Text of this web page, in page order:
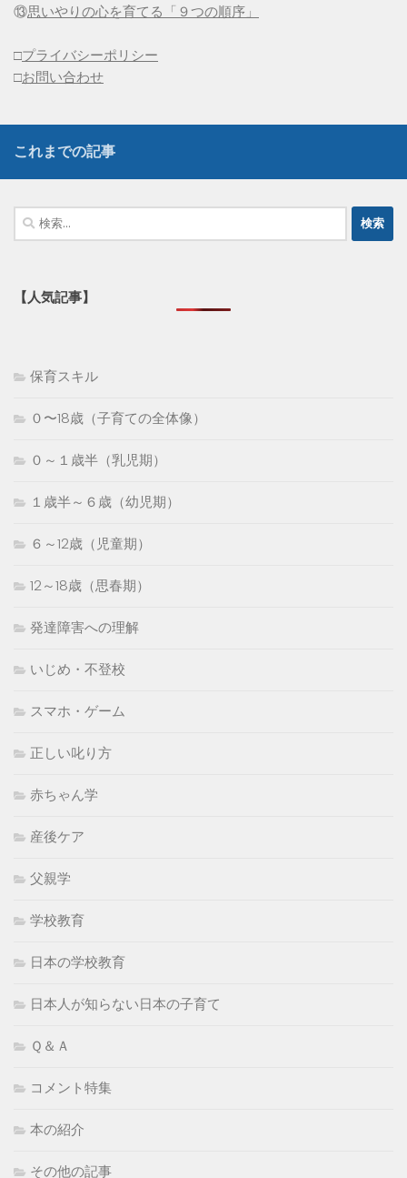
⑬思いやりの心を育てる「９つの順序」
□プライバシーポリシー
□お問い合わせ
これまでの記事
検
索:
【人気記事】
保育スキル
０〜18歳（子育ての全体像）
０～１歳半（乳児期）
１歳半～６歳（幼児期）
６～12歳（児童期）
12～18歳（思春期）
発達障害への理解
いじめ・不登校
スマホ・ゲーム
正しい叱り方
赤ちゃん学
産後ケア
父親学
学校教育
日本の学校教育
日本人が知らない日本の子育て
Ｑ＆Ａ
コメント特集
本の紹介
その他の記事